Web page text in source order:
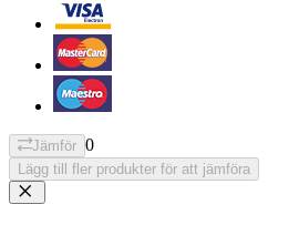
Jämför 0
Lägg till fler produkter för att jämföra